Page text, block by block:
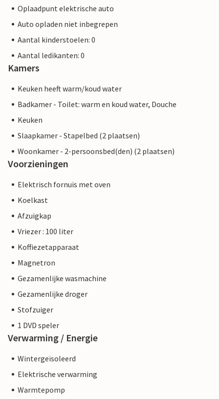
Oplaadpunt elektrische auto
Auto opladen niet inbegrepen
Aantal kinderstoelen: 0
Aantal ledikanten: 0
Kamers
Keuken heeft warm/koud water
Badkamer - Toilet: warm en koud water, Douche
Keuken
Slaapkamer - Stapelbed (2 plaatsen)
Woonkamer - 2-persoonsbed(den) (2 plaatsen)
Voorzieningen
Elektrisch fornuis met oven
Koelkast
Afzuigkap
Vriezer : 100 liter
Koffiezetapparaat
Magnetron
Gezamenlijke wasmachine
Gezamenlijke droger
Stofzuiger
1 DVD speler
Verwarming / Energie
Wintergeïsoleerd
Elektrische verwarming
Warmtepomp